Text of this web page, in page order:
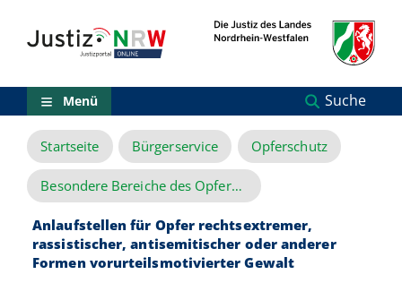
Inhalt
(Sprungmarken)
Menü
Zur
Suche
Zur
NRW-
Entscheidungssuche
Zur
Hauptnavigation
Zum
aktuellen
Inhalt
Menü Suche
Startseite Bürgerservice Opferschutz
Besondere Bereiche des Opferschutzes
Anlaufstellen für Opfer rechtsextremer,
rassistischer, antisemitischer oder anderer
Formen vorurteilsmotivierter Gewalt